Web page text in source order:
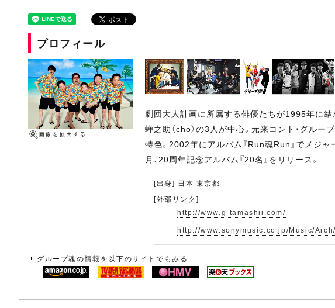
プロフィール
劇団大人計画に所属する俳優たちが1995年に結
蝉之助（cho）の3人が中心。元来コント・グル
特色。2002年にアルバム『Run魂Run』でメジ
月、20周年記念アルバム『20名』をリリース。
[出身] 日本 東京都
[外部リンク]
http://www.g-tamashii.com/
http://www.sonymusic.co.jp/Music/
グループ魂の情報を以下のサイトでもみる